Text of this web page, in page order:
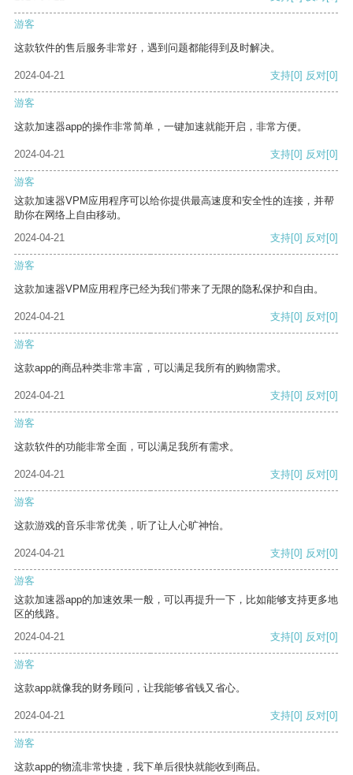
游客
这款软件的售后服务非常好，遇到问题都能得到及时解决。
2024-04-21 支持[0] 反对[0]
游客
这款加速器app的操作非常简单，一键加速就能开启，非常方便。
2024-04-21 支持[0] 反对[0]
游客
这款加速器VPM应用程序可以给你提供最高速度和安全性的连接，并帮
助你在网络上自由移动。
2024-04-21
支持[0] 反对[0]
游客
这款加速器VPM应用程序已经为我们带来了无限的隐私保护和自由。
2024-04-21 支持[0] 反对[0]
游客
这款app的商品种类非常丰富，可以满足我所有的购物需求。
2024-04-21 支持[0] 反对[0]
游客
这款软件的功能非常全面，可以满足我所有需求。
2024-04-21 支持[0] 反对[0]
游客
这款游戏的音乐非常优美，听了让人心旷神怡。
2024-04-21 支持[0] 反对[0]
游客
这款加速器app的加速效果一般，可以再提升一下，比如能够支持更多地
区的线路。
2024-04-21
支持[0] 反对[0]
游客
这款app就像我的财务顾问，让我能够省钱又省心。
2024-04-21 支持[0] 反对[0]
游客
这款app的物流非常快捷，我下单后很快就能收到商品。